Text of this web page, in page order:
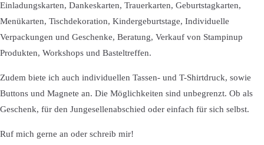
Einladungskarten, Dankeskarten, Trauerkarten, Geburtstagkarten,
Menükarten, Tischdekoration, Kindergeburtstage, Individuelle
Verpackungen und Geschenke, Beratung, Verkauf von Stampinup
Produkten, Workshops und Basteltreffen.
Zudem biete ich auch individuellen Tassen- und T-Shirtdruck, sowie
Buttons und Magnete an. Die Möglichkeiten sind unbegrenzt. Ob als
Geschenk, für den Jungesellenabschied oder einfach für sich selbst.
Ruf mich gerne an oder schreib mir!